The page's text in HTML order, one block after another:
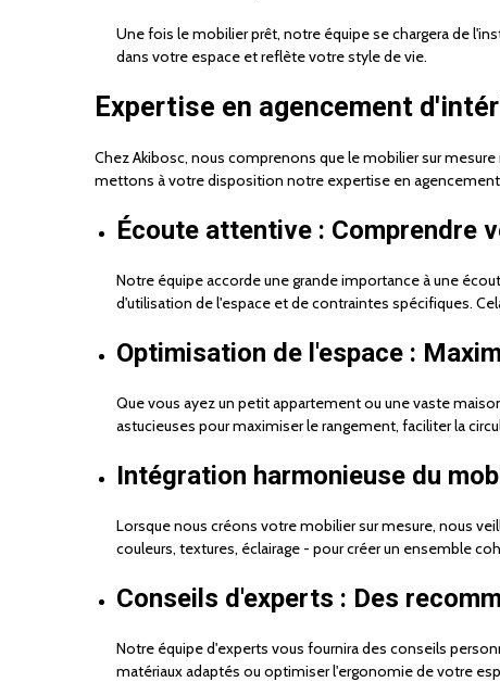
Une fois le mobilier prêt, notre équipe se chargera de
dans votre espace et reflète votre style de vie.
Expertise en agencement
Chez Akibosc, nous comprenons que le mobilier sur
mettons à votre disposition notre expertise en
Écoute attentive : Comprendre
Notre équipe accorde une grande importance à une
d'utilisation de l'espace et de contraintes spécifiques.
Optimisation de l'espace :
Que vous ayez un petit appartement ou une vaste
astucieuses pour maximiser le rangement, faciliter la
Intégration harmonieuse du
Lorsque nous créons votre mobilier sur mesure, nous
couleurs, textures, éclairage - pour créer un ensemble
Conseils d'experts : Des
Notre équipe d'experts vous fournira des conseils
matériaux adaptés ou optimiser l'ergonomie de votre